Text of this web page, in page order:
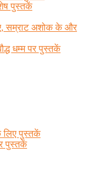
पुस्तकें
सम्राट अशोक के और
धम्म पर पुस्तकें
लिए पुस्तकें
पुस्तकें